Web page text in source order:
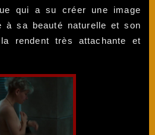
qui a su créer une image
à sa beauté naturelle et son
rendent très attachante et